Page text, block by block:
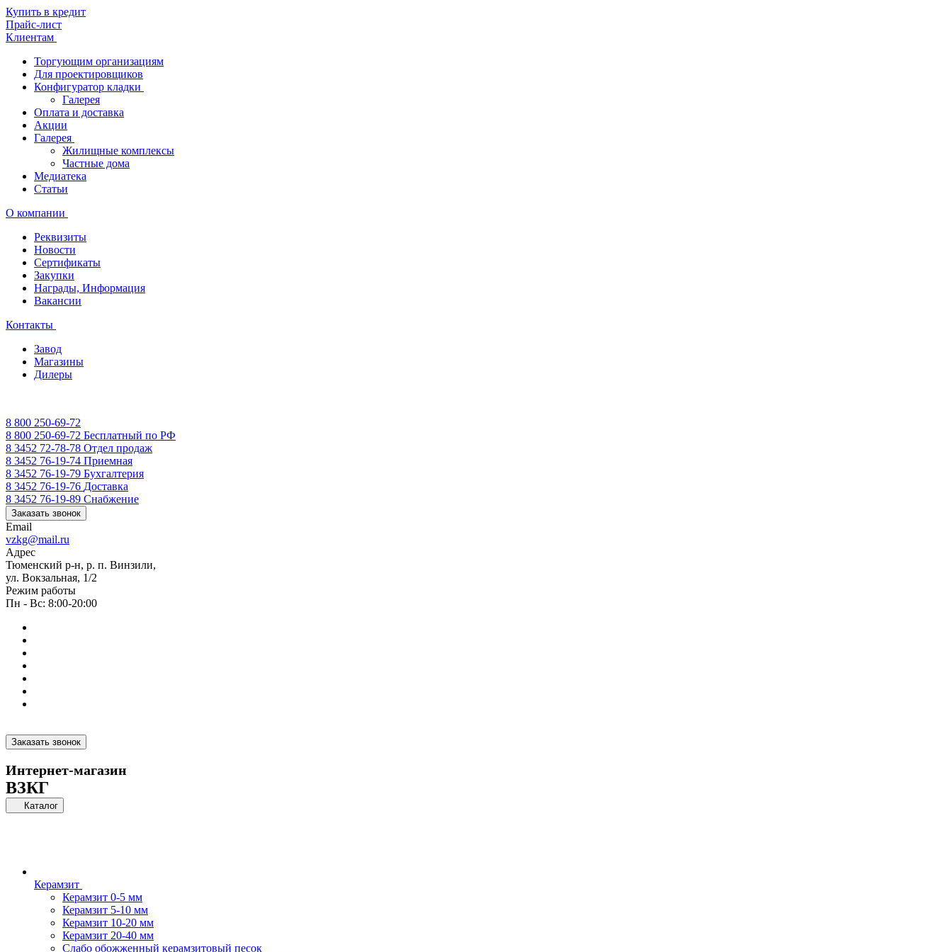
Купить в кредит
Прайс-лист
Клиентам
Торгующим организациям
Для проектировщиков
Конфигуратор кладки
Галерея
Оплата и доставка
Акции
Галерея
Жилищные комплексы
Частные дома
Медиатека
Статьи
О компании
Реквизиты
Новости
Сертификаты
Закупки
Награды, Информация
Вакансии
Контакты
Завод
Магазины
Дилеры
8 800 250-69-72
8 800 250-69-72 Бесплатный по РФ
8 3452 72-78-78 Отдел продаж
8 3452 76-19-74 Приемная
8 3452 76-19-79 Бухгалтерия
8 3452 76-19-76 Доставка
8 3452 76-19-89 Снабжение
Заказать звонок
Email
vzkg@mail.ru
Адрес
Тюменский р-н, р. п. Винзили,
ул. Вокзальная, 1/2
Режим работы
Пн - Вс: 8:00-20:00
Заказать звонок
Интернет-магазин
ВЗКГ
Каталог
Керамзит
Керамзит 0-5 мм
Керамзит 5-10 мм
Керамзит 10-20 мм
Керамзит 20-40 мм
Слабо обожженный керамзитовый песок